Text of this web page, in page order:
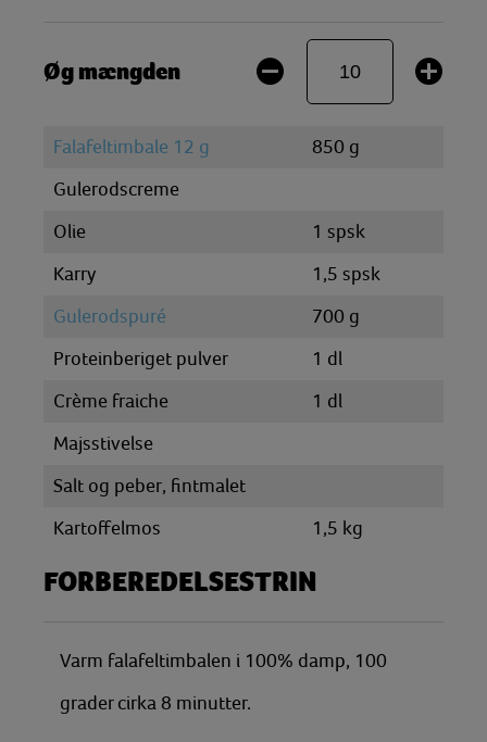
Øg mængden
Falafeltimbale 12 g
850 g
Gulerodscreme
Olie
1 spsk
Karry
1,5 spsk
Gulerodspuré
700 g
Proteinberiget pulver
1 dl
Crème fraiche
1 dl
Majsstivelse
Salt og peber, fintmalet
Kartoffelmos
1,5 kg
FORBEREDELSESTRIN
Varm falafeltimbalen i 100% damp, 100
grader cirka 8 minutter.